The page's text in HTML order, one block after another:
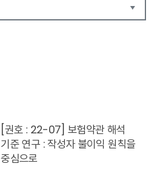
[권호 : 22-07] 보험약관 해석
기준 연구 : 작성자 불이익 원칙을
중심으로